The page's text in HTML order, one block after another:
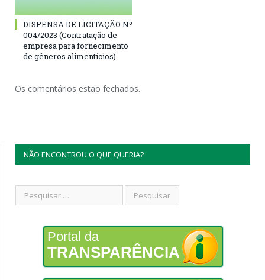
DISPENSA DE LICITAÇÃO Nº
004/2023 (Contratação de
empresa para fornecimento
de gêneros alimentícios)
Os comentários estão fechados.
NÃO ENCONTROU O QUE QUERIA?
Portal da
TRANSPARÊNCIA